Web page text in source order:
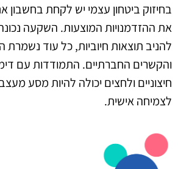
בחיזוק ביטחון עצמי יש לקחת בחשבון
את ההזדמנויות המוצעות. השקעה
להניב תוצאות חיוביות, כל עוד
והקשרים החברתיים. התמודדות עם
חיצוניים ולחצים יכולה להיות מסע
לצמיחה אישית.